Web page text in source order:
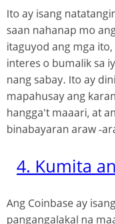
Ito ay isang
saan nahanap mo
itaguyod ang mga
interes o bumalik sa
nang sabay. Ito ay
mapahusay ang
hangga't maaari, at
binabayaran araw -
4. Kumita
Ang Coinbase ay
pangangalakal na